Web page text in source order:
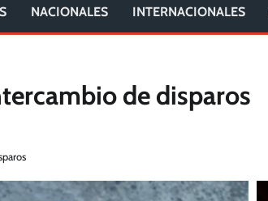
NACIONALES INTERNACIONALES
de disparos